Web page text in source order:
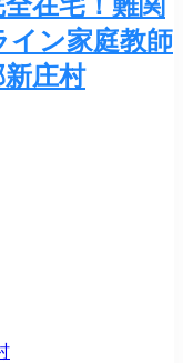
全在宅！難関
イン家庭教師
庄村